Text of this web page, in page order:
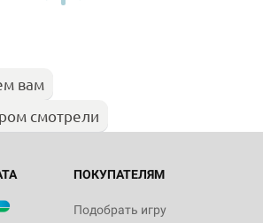
вам
смотрели
ПОКУПАТЕЛЯМ
Подобрать игру